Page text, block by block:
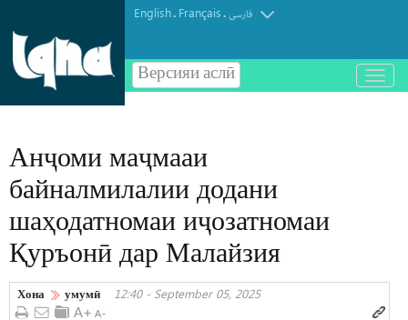
English. Français.فارسی
Версияи аслӣ
باز
و
Анҷоми маҷмааи
байналмилалии додани
шаҳодатномаи иҷозатномаи
Қуръонӣ дар Малайзия
Хона умумӣ 12:40 - September 05, 2025